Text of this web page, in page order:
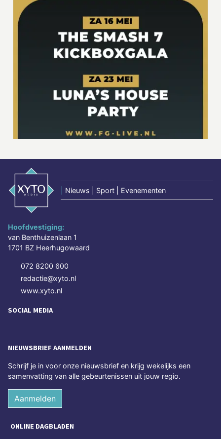
Nieuws | Sport | Evenementen
Hoofdvestiging:
van Benthuizenlaan 1
1701 BZ Heerhugowaard
072 8200 600
redactie@xyto.nl
www.xyto.nl
SOCIAL MEDIA
NIEUWSBRIEF AANMELDEN
Schrijf je in voor onze nieuwsbrief en krijg wekelijks een
samenvatting van alle gebeurtenissen uit jouw regio.
Aanmelden
ONLINE DAGBLADEN